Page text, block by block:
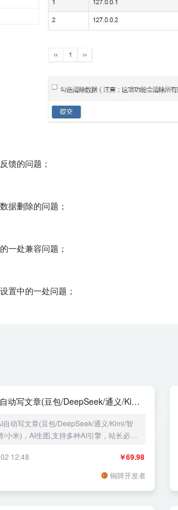
馈的问题；
据删除的问题；
一处兼容问题；
置中的一处问题；
动写文章(豆包/DeepSeek/通义/Kimi/
自动写文章(豆包/DeepSeek/通义/Kimi/智
/小米)，AI生图,支持多种AI引擎，站长必备
箱即用。
￥69.98
12:48
铜牌开发者